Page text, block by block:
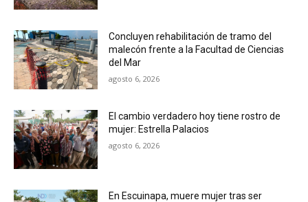
Concluyen rehabilitación de tramo del
malecón frente a la Facultad de Ciencias
del Mar
agosto 6, 2026
El cambio verdadero hoy tiene rostro de
mujer: Estrella Palacios
agosto 6, 2026
En Escuinapa, muere mujer tras ser